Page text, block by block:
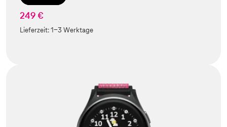
249 €
Lieferzeit:1-3 Werktage